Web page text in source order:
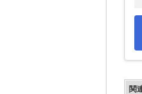
関